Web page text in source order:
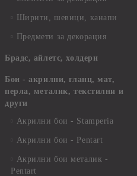
Ширити, шевици, канапи
Предмети за декорация
Брадс, айлетс, холдери
Бои - акрилни, гланц, мат,
перла, металик, текстилни и
други
Акрилни бои - Stamperia
Акрилни бои - Pentart
Акрилни бои металик -
Pentart